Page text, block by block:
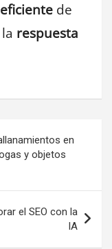
de
respuesta
en
y objetos
el SEO con la
IA